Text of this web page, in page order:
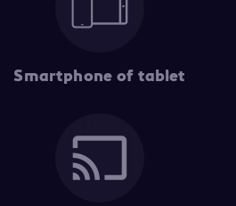
Smartphone of tablet